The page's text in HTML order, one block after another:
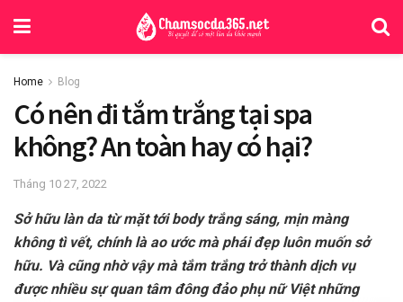
Home Blog
Có nên đi tắm trắng tại spa
không? An toàn hay có hại?
Tháng 10 27, 2022
Sở hữu làn da từ mặt tới body trắng sáng, mịn màng
không tì vết, chính là ao ước mà phái đẹp luôn muốn sở
hữu. Và cũng nhờ vậy mà tắm trắng trở thành dịch vụ
được nhiều sự quan tâm đông đảo phụ nữ Việt những